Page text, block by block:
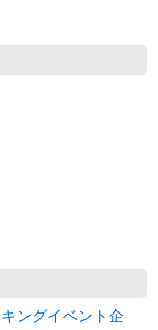
ングイベント企